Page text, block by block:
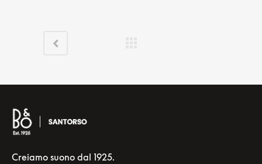
Creiamo suono dal 1925.